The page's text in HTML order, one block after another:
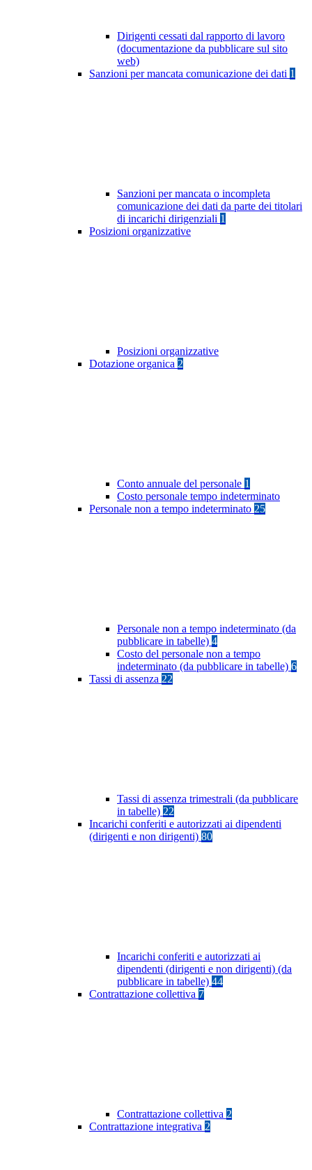
Dirigenti cessati dal rapporto di lavoro
(documentazione da pubblicare sul sito
web)
Sanzioni per mancata comunicazione dei dati 1
Sanzioni per mancata o incompleta
comunicazione dei dati da parte dei titolari
di incarichi dirigenziali 1
Posizioni organizzative
Posizioni organizzative
Dotazione organica 2
Conto annuale del personale 1
Costo personale tempo indeterminato
Personale non a tempo indeterminato 25
Personale non a tempo indeterminato (da
pubblicare in tabelle) 4
Costo del personale non a tempo
indeterminato (da pubblicare in tabelle) 6
Tassi di assenza 22
Tassi di assenza trimestrali (da pubblicare
in tabelle) 22
Incarichi conferiti e autorizzati ai dipendenti
(dirigenti e non dirigenti) 80
Incarichi conferiti e autorizzati ai
dipendenti (dirigenti e non dirigenti) (da
pubblicare in tabelle) 44
Contrattazione collettiva 7
Contrattazione collettiva 2
Contrattazione integrativa 2